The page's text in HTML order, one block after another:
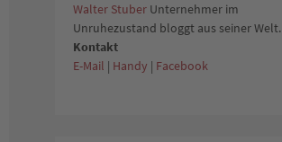
Walter Stuber Unternehmer im
Unruhezustand bloggt aus seiner Welt.
Kontakt
E-Mail | Handy | Facebook